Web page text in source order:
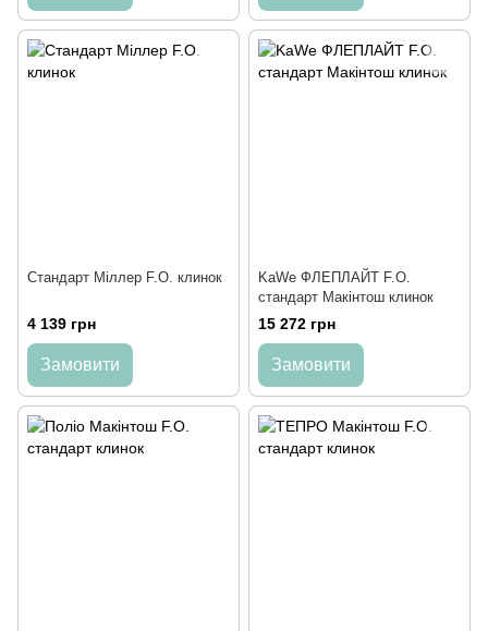
Cтандарт Міллер F.O. клинок
4 139 грн
Замовити
KaWe ФЛЕПЛАЙТ F.O.
cтандарт Макінтош клинок
15 272 грн
Замовити